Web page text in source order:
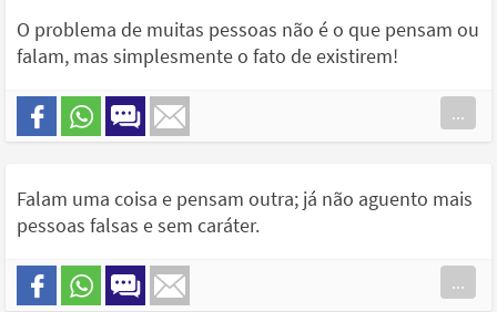
O problema de muitas pessoas não é o que pensam ou
falam, mas simplesmente o fato de existirem!
...
Falam uma coisa e pensam outra; já não aguento mais
pessoas falsas e sem caráter.
...